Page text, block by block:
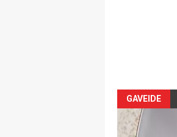
GAVEIDE